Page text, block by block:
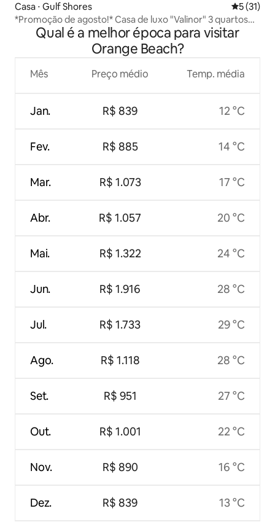
Casa ⋅ Gulf Shores 5 de uma
5 (31)
*Promoção de agosto!* Casa de luxo "Valinor" 3 quartos
ou mais 3 min até a areia
Qual é a melhor época para visitar
Orange Beach?
Mês
Jan.
Fev.
Mar.
Abr.
Mai.
Jun.
Jul.
Ago.
Set.
Out.
Nov.
Dez.
Preço médio
R$ 839
R$ 885
R$ 1.073
R$ 1.057
R$ 1.322
R$ 1.916
R$ 1.733
R$ 1.118
R$ 951
R$ 1.001
R$ 890
R$ 839
Temp. média
12 °C
14 °C
17 °C
20 °C
24 °C
28 °C
29 °C
28 °C
27 °C
22 °C
16 °C
13 °C